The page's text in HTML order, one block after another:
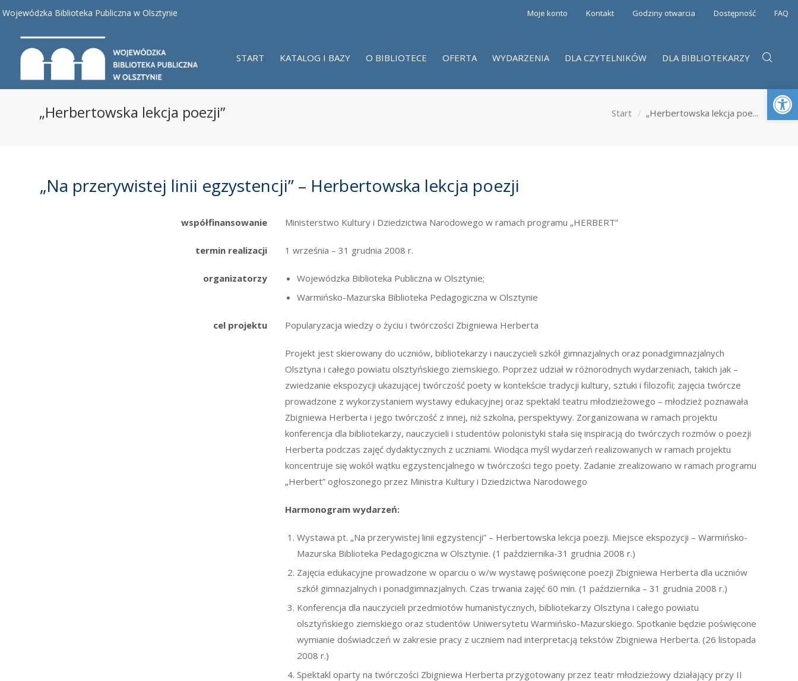
Wojewódzka Biblioteka Publiczna w Olsztynie Moje konto Kontakt Godziny otwarcia Dostępność FAQ
START KATALOG I BAZY O BIBLIOTECE OFERTA WYDARZENIA DLA CZYTELNIKÓW DLA BIBLIOTEKARZY
„Herbertowska lekcja poezji” Start „Herbertowska lekcja poe...
„Na przerywistej linii egzystencji” – Herbertowska lekcja poezji
współfinansowanie Ministerstwo Kultury i Dziedzictwa Narodowego w ramach programu „HERBERT”
termin realizacji 1 września – 31 grudnia 2008 r.
organizatorzy
Wojewódzka Biblioteka Publiczna w Olsztynie;
Warmińsko-Mazurska Biblioteka Pedagogiczna w Olsztynie
cel projektu Popularyzacja wiedzy o życiu i twórczości Zbigniewa Herberta
Projekt jest skierowany do uczniów, bibliotekarzy i nauczycieli szkół gimnazjalnych oraz ponadgimnazjalnych
Olsztyna i całego powiatu olsztyńskiego ziemskiego. Poprzez udział w różnorodnych wydarzeniach, takich jak –
zwiedzanie ekspozycji ukazującej twórczość poety w kontekście tradycji kultury, sztuki i filozofii; zajęcia twórcze
prowadzone z wykorzystaniem wystawy edukacyjnej oraz spektakl teatru młodzieżowego – młodzież poznawała
Zbigniewa Herberta i jego twórczość z innej, niż szkolna, perspektywy. Zorganizowana w ramach projektu
konferencja dla bibliotekarzy, nauczycieli i studentów polonistyki stała się inspiracją do twórczych rozmów o poezji
Herberta podczas zajęć dydaktycznych z uczniami. Wiodąca myśl wydarzeń realizowanych w ramach projektu
koncentruje się wokół wątku egzystencjalnego w twórczości tego poety. Zadanie zrealizowano w ramach programu
„Herbert” ogłoszonego przez Ministra Kultury i Dziedzictwa Narodowego
Harmonogram wydarzeń:
Wystawa pt. „Na przerywistej linii egzystencji” – Herbertowska lekcja poezji. Miejsce ekspozycji – Warmińsko-
Mazurska Biblioteka Pedagogiczna w Olsztynie. (1 października-31 grudnia 2008 r.)
Zajęcia edukacyjne prowadzone w oparciu o w/w wystawę poświęcone poezji Zbigniewa Herberta dla uczniów
szkół gimnazjalnych i ponadgimnazjalnych. Czas trwania zajęć 60 min. (1 października – 31 grudnia 2008 r.)
Konferencja dla nauczycieli przedmiotów humanistycznych, bibliotekarzy Olsztyna i całego powiatu
olsztyńskiego ziemskiego oraz studentów Uniwersytetu Warmińsko-Mazurskiego. Spotkanie będzie poświęcone
wymianie doświadczeń w zakresie pracy z uczniem nad interpretacją tekstów Zbigniewa Herberta. (26 listopada
2008 r.)
Spektakl oparty na twórczości Zbigniewa Herberta przygotowany przez teatr młodzieżowy działający przy II